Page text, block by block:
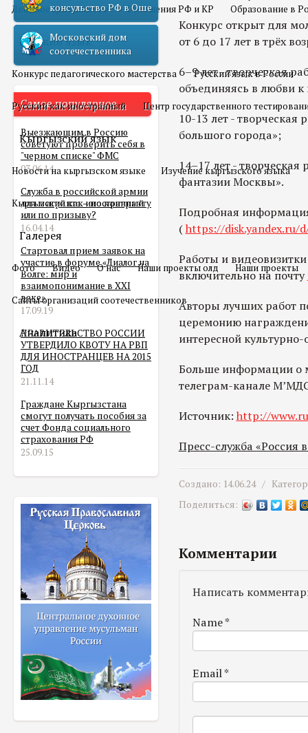
Двойное гражданство Отношения РФ и КР Образование в
Русский язык
Конкурс педагогического мастерства Русский язык в России
Русский как иностранный Центр государственного
Кыргызский язык
Новости на кыргызском языке Изучение кыргызского языка
Кыргызский как иностранный
Галерея
Фото Видео О нас Наши проекты олд Наши проекты
Сайты организаций соотечественников
Аналитика
консульство РФ в Оше
Московский дом
соотечественника
Самое популярное
Выезжающим в Россию
советуют проверить себя в
"черном списке" ФМС
03.06.14
Служба в российской армии
для мигранта – по контракту
или по призыву?
16.04.14
Стартовал прием заявок на
участие в форуме «Диалог на
Волге: мир и
взаимопонимание в XXI
веке»
17.09.19
ПРАВИТЕЛЬСТВО РОССИИ
УТВЕРДИЛО КВОТУ НА РВП
ДЛЯ ИНОСТРАНЦЕВ НА 2015
ГОД
21.11.14
Граждане Кыргызстана
смогут получать пособия за
счет Фонда социального
страхования РФ
25.09.15
Конкурс открыт для
от 6 до 17 лет в трёх
6–9 лет - творческая
объединяясь в любви к
10-13 лет - творческая
большого города»;
14–17 лет -
фантазии Москвы».
Подробная
(https://disk.yandex.ru/
Работы и
включительно на почту
Авторы лучших работ
церемонию
интересной
Больше информации о
телеграм-канале
Источник: http://
Пресс-служба «Россия
Создано: 14.06.24 /
Поделиться:
Комментарии
Написать
Name*
Email*